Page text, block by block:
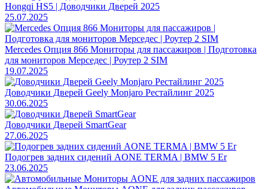
Hongqi HS5 | Доводчики Дверей 2025
25.07.2025
Mercedes Опция 866 Мониторы для пассажиров | Подготовка
для мониторов Мерседес | Роутер 2 SIM
19.07.2025
Доводчики Дверей Geely Monjaro Рестайлинг 2025
30.06.2025
Доводчики Дверей SmartGear
27.06.2025
Подогрев задних сидений AONE TERMA | BMW 5 Er
23.06.2025